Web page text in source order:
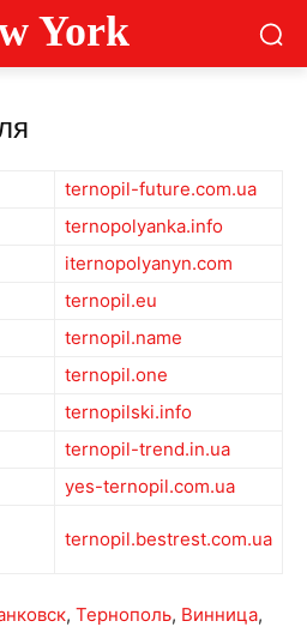
York
ternopil-future.com.ua
ternopolyanka.info
iternopolyanyn.com
ternopil.eu
ternopil.name
ternopil.one
ternopilski.info
ternopil-trend.in.ua
yes-ternopil.com.ua
ternopil.bestrest.com.ua
, Тернополь, Винница,